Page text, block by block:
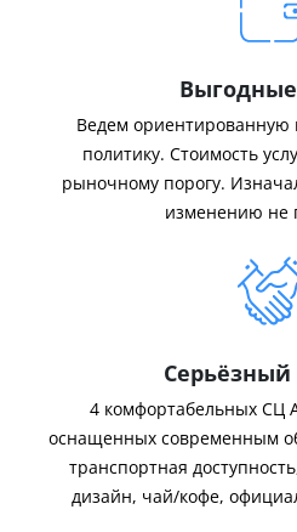
Ведем ориентированную
политику. Стоимость
рыночному порогу.
изменению не
Серьёзный
4 комфортабельных СЦ
оснащенных современным
транспортная
дизайн, чай/кофе,